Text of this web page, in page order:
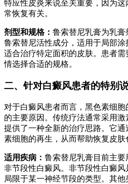
特应性皮炎来说至关重要，因为
常恢复有关。
剂型和规格： 鲁索替尼乳膏为乳膏
鲁索替尼活性成分，适用于局部涂
适合治疗特定面积的皮肤。患者
情选择合适的规格。
二、针对白癜风患者的特别
对于白癜风患者而言，黑色素细
的主要原因。传统疗法通常采用
提供了一种全新的治疗思路。它
素细胞的再生，从而帮助恢复皮肤
适用疾病： 鲁索替尼乳膏目前主
非节段性白癜风。非节段性白癜
局限于某一神经节段的类型。其